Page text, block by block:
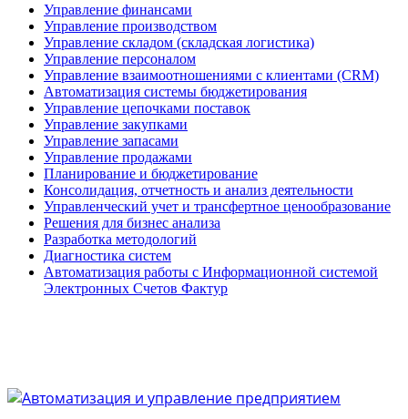
Управление финансами
Управление производством
Управление складом (складская логистика)
Управление персоналом
Управление взаимоотношениями с клиентами (СRM)
Автоматизация системы бюджетирования
Управление цепочками поставок
Управление закупками
Управление запасами
Управление продажами
Планирование и бюджетирование
Консолидация, отчетность и анализ деятельности
Управленческий учет и трансфертное ценообразование
Решения для бизнес анализа
Разработка методологий
Диагностика систем
Автоматизация работы с Информационной системой
Электронных Счетов Фактур